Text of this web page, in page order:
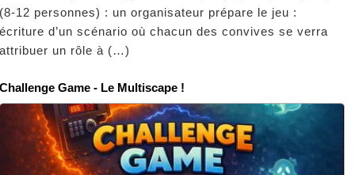
12 personnes) : un organisateur prépare le jeu :
d’un scénario où chacun des convives se verra
un rôle à (…)
Game - Le Multiscape !